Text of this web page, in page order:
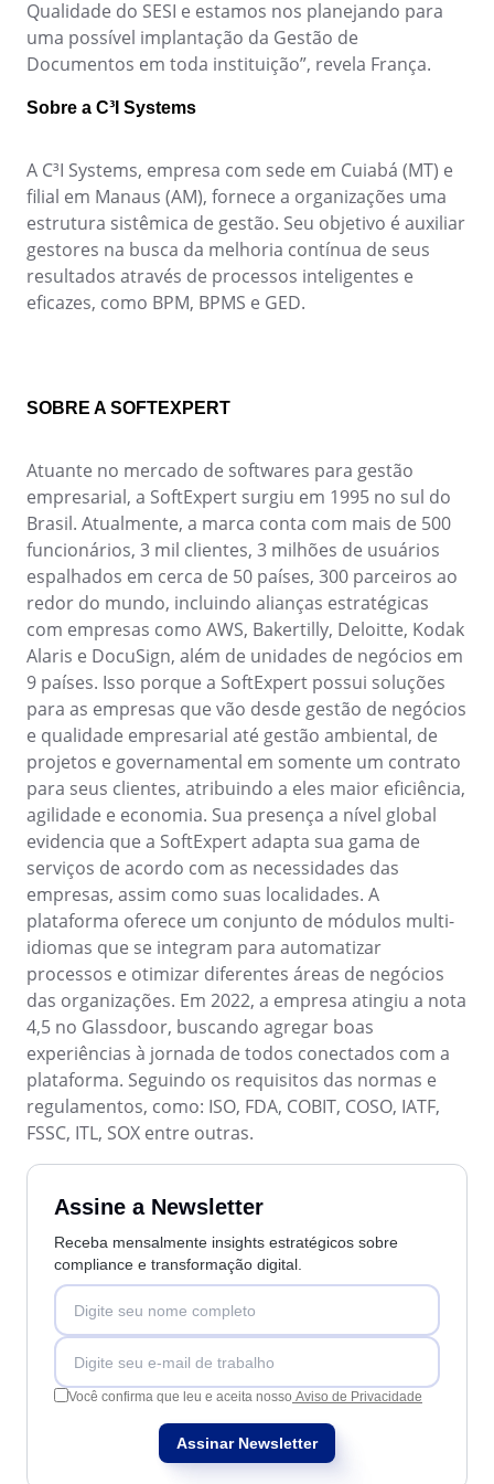
Storeroom
Supplier
Supply
Agronegócio
Automotivo
Energia e Utilidade Pública
Engenharia e Construção
Farmacêutica e Ciências da Vida
Manufatura
Serviços de Saúde
Transporte e Logística
Bens de Consumo
Mineração e Metalurgia
Produtos Químicos
Serviços e Consultoria
Varejo, Atacado e Distribuição
ISO 27001
IATF 16949
ISO 42001
ISO 50001
ISO/IEC 17025
FSSC 22000
COSO
ISO 14001
Six Sigma
PMBOK
BPMN
CBOK
COBIT
ISO 20000
ISO 10015
ISO 22301
ISO 26000
ISO 37001
ISO 19011
ISO 45001
ISO 55000
ISO 13485
ISO 14971
FDA 21 CFR Part 820
Meeting
MSA
OKR
PDM
Portfolio
Request
Requirement
SPC
Storeroom
Supplier
Supply
Time Control
ISO 45001
ITIL
ISO 14971
Qualidade do SESI e estamos nos planejando para
uma possível implantação da Gestão de
Documentos em toda instituição”, revela França.
Sobre a C³I Systems
A C³I Systems, empresa com sede em Cuiabá (MT) e
filial em Manaus (AM), fornece a organizações uma
estrutura sistêmica de gestão. Seu objetivo é auxiliar
gestores na busca da melhoria contínua de seus
resultados através de processos inteligentes e
eficazes, como BPM, BPMS e GED.
SOBRE A SOFTEXPERT
Atuante no mercado de softwares para gestão
empresarial, a SoftExpert surgiu em 1995 no sul do
Brasil. Atualmente, a marca conta com mais de 500
funcionários, 3 mil clientes, 3 milhões de usuários
espalhados em cerca de 50 países, 300 parceiros ao
redor do mundo, incluindo alianças estratégicas
com empresas como AWS, Bakertilly, Deloitte, Kodak
Alaris e DocuSign, além de unidades de negócios em
9 países. Isso porque a SoftExpert possui soluções
para as empresas que vão desde gestão de negócios
e qualidade empresarial até gestão ambiental, de
projetos e governamental em somente um contrato
para seus clientes, atribuindo a eles maior eficiência,
agilidade e economia. Sua presença a nível global
evidencia que a SoftExpert adapta sua gama de
serviços de acordo com as necessidades das
empresas, assim como suas localidades. A
plataforma oferece um conjunto de módulos multi-
idiomas que se integram para automatizar
processos e otimizar diferentes áreas de negócios
das organizações. Em 2022, a empresa atingiu a nota
4,5 no Glassdoor, buscando agregar boas
experiências à jornada de todos conectados com a
plataforma. Seguindo os requisitos das normas e
regulamentos, como: ISO, FDA, COBIT, COSO, IATF,
FSSC, ITL, SOX entre outras.
Assine a Newsletter
Receba mensalmente insights estratégicos sobre
compliance e transformação digital.
Você confirma que leu e aceita nosso Aviso de Privacidade
Assinar Newsletter